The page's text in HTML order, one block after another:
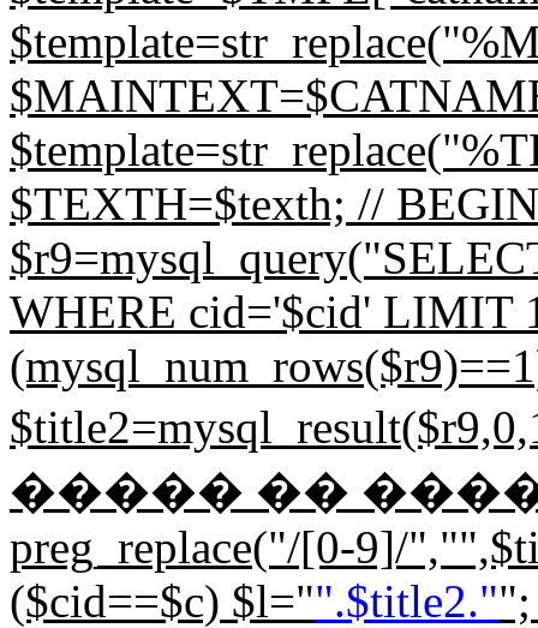
$TEXTH=$texth; //
WHERE cid='$cid' LIMIT
����� �� ����.
preg_replace("/[0-9]/
($cid==$c) $l="".$title2."